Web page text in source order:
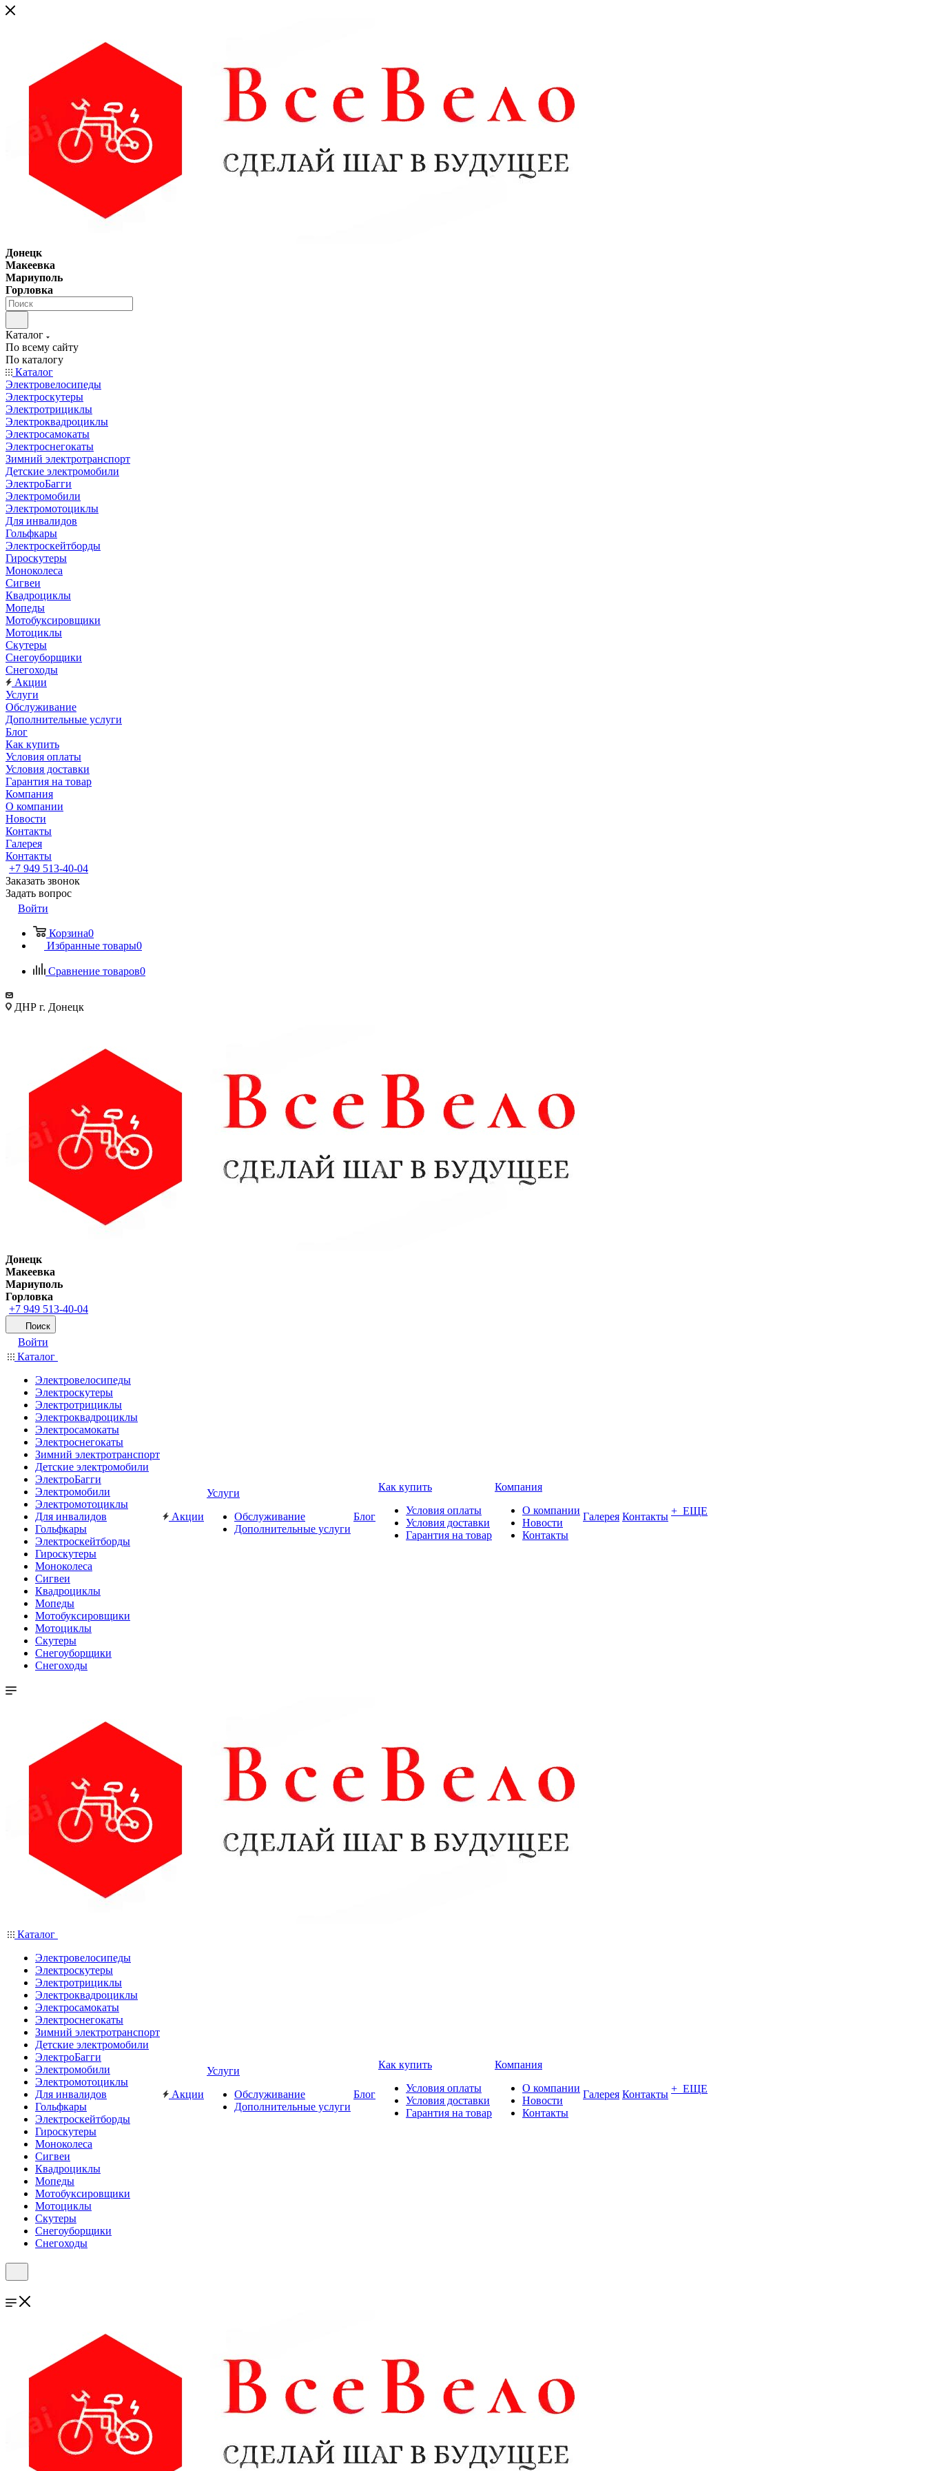
Донецк
Макеевка
Мариуполь
Горловка
Каталог
По всему сайту
По каталогу
Каталог
Электровелосипеды
Электроскутеры
Электротрициклы
Электроквадроциклы
Электросамокаты
Электроснегокаты
Зимний электротранспорт
Детские электромобили
ЭлектроБагги
Электромобили
Электромотоциклы
Для инвалидов
Гольфкары
Электроскейтборды
Гироскутеры
Моноколеса
Сигвеи
Квадроциклы
Мопеды
Мотобуксировщики
Мотоциклы
Скутеры
Снегоуборщики
Снегоходы
Акции
Услуги
Обслуживание
Дополнительные услуги
Блог
Как купить
Условия оплаты
Условия доставки
Гарантия на товар
Компания
О компании
Новости
Контакты
Галерея
Контакты
+7 949 513-40-04
Заказать звонок
Задать вопрос
Войти
Корзина0
Избранные товары0
Сравнение товаров0
ДНР г. Донецк
Донецк
Макеевка
Мариуполь
Горловка
+7 949 513-40-04
Поиск
Войти
Каталог
Электровелосипеды
Электроскутеры
Электротрициклы
Электроквадроциклы
Электросамокаты
Электроснегокаты
Зимний электротранспорт
Детские электромобили
ЭлектроБагги
Электромобили
Электромотоциклы
Для инвалидов
Гольфкары
Электроскейтборды
Гироскутеры
Моноколеса
Сигвеи
Квадроциклы
Мопеды
Мотобуксировщики
Мотоциклы
Скутеры
Снегоуборщики
Снегоходы
Акции
Услуги
Обслуживание
Дополнительные услуги
Блог
Как купить
Условия оплаты
Условия доставки
Гарантия на товар
Компания
О компании
Новости
Контакты
Галерея Контакты + ЕЩЕ
Каталог
Электровелосипеды
Электроскутеры
Электротрициклы
Электроквадроциклы
Электросамокаты
Электроснегокаты
Зимний электротранспорт
Детские электромобили
ЭлектроБагги
Электромобили
Электромотоциклы
Для инвалидов
Гольфкары
Электроскейтборды
Гироскутеры
Моноколеса
Сигвеи
Квадроциклы
Мопеды
Мотобуксировщики
Мотоциклы
Скутеры
Снегоуборщики
Снегоходы
Акции
Услуги
Обслуживание
Дополнительные услуги
Блог
Как купить
Условия оплаты
Условия доставки
Гарантия на товар
Компания
О компании
Новости
Контакты
Галерея Контакты + ЕЩЕ